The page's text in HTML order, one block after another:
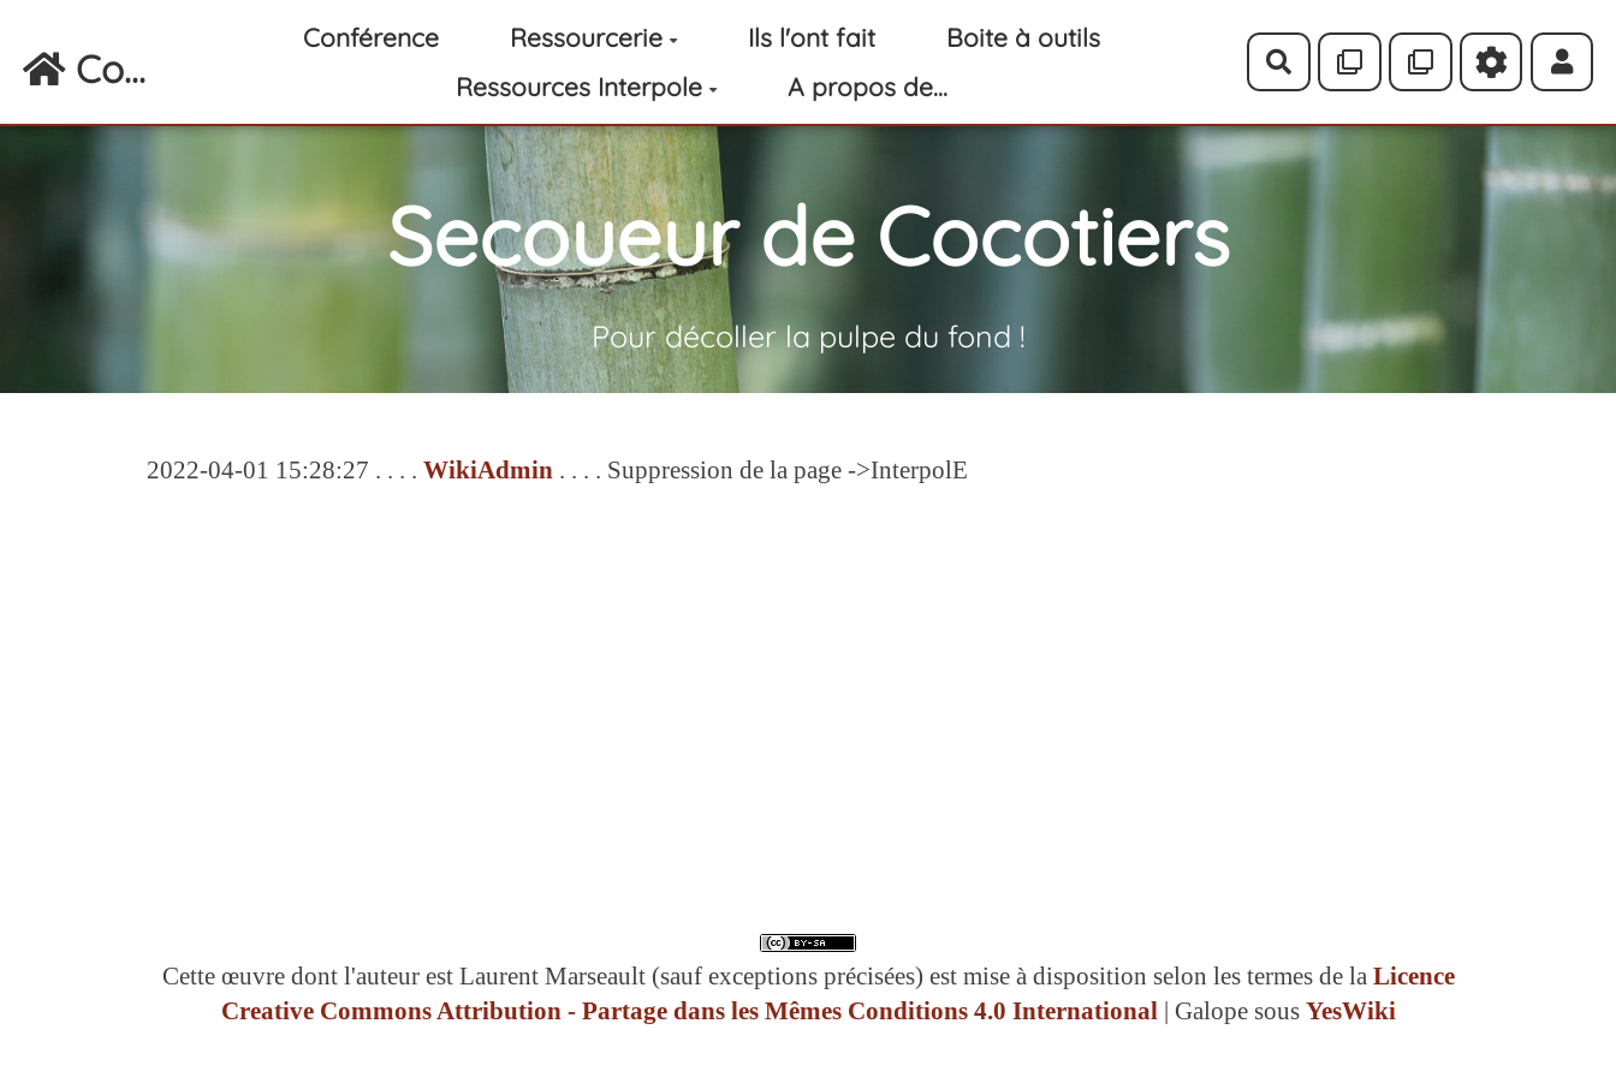
Aller au contenu principal
Co...
Conférence Ressourcerie Ils l'ont fait
Boite à outils
Ressources Interpole
A propos de...
Rechercher
Secoueur de Cocotiers
Pour décoller la pulpe du fond !
2022-04-01 15:28:27 . . . . WikiAdmin . . . . Suppression de la page ->InterpolE
Cette œuvre dont l'auteur est Laurent Marseault (sauf exceptions précisées) est mise à disposition selon les termes de la Licence
Creative Commons Attribution - Partage dans les Mêmes Conditions 4.0 International | Galope sous YesWiki